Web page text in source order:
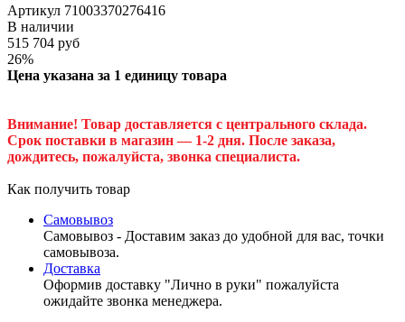
Артикул 71003370276416
В наличии
515 704 руб
26%
Цена указана за 1 единицу товара
Внимание! Товар доставляется с центрального склада.
Срок поставки в магазин — 1-2 дня. После заказа,
дождитесь, пожалуйста, звонка специалиста.
Как получить товар
Самовывоз
Самовывоз - Доставим заказ до удобной для вас, точки
самовывоза.
Доставка
Оформив доставку "Лично в руки" пожалуйста
ожидайте звонка менеджера.